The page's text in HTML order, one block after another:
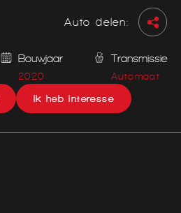
Auto delen:
Bouwjaar
2020
Transmissie
Automaat
Ik heb interesse